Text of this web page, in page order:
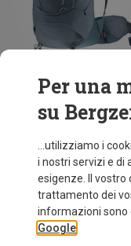
Risparmi 44%
Per una
su
...utilizziamo i
i nostri servizi e di
esigenze. Il vostro
trattamento dei
informazioni sono
Google